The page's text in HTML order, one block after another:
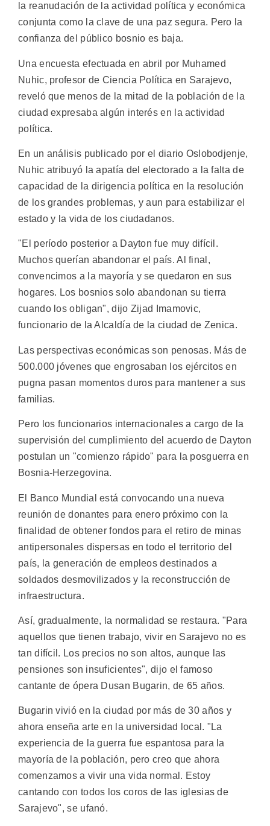
la reanudación de la actividad política y económica
conjunta como la clave de una paz segura. Pero la
confianza del público bosnio es baja.
Una encuesta efectuada en abril por Muhamed
Nuhic, profesor de Ciencia Política en Sarajevo,
reveló que menos de la mitad de la población de la
ciudad expresaba algún interés en la actividad
política.
En un análisis publicado por el diario Oslobodjenje,
Nuhic atribuyó la apatía del electorado a la falta de
capacidad de la dirigencia política en la resolución
de los grandes problemas, y aun para estabilizar el
estado y la vida de los ciudadanos.
"El período posterior a Dayton fue muy difícil.
Muchos querían abandonar el país. Al final,
convencimos a la mayoría y se quedaron en sus
hogares. Los bosnios solo abandonan su tierra
cuando los obligan", dijo Zijad Imamovic,
funcionario de la Alcaldía de la ciudad de Zenica.
Las perspectivas económicas son penosas. Más de
500.000 jóvenes que engrosaban los ejércitos en
pugna pasan momentos duros para mantener a sus
familias.
Pero los funcionarios internacionales a cargo de la
supervisión del cumplimiento del acuerdo de Dayton
postulan un "comienzo rápido" para la posguerra en
Bosnia-Herzegovina.
El Banco Mundial está convocando una nueva
reunión de donantes para enero próximo con la
finalidad de obtener fondos para el retiro de minas
antipersonales dispersas en todo el territorio del
país, la generación de empleos destinados a
soldados desmovilizados y la reconstrucción de
infraestructura.
Así, gradualmente, la normalidad se restaura. "Para
aquellos que tienen trabajo, vivir en Sarajevo no es
tan difícil. Los precios no son altos, aunque las
pensiones son insuficientes", dijo el famoso
cantante de ópera Dusan Bugarin, de 65 años.
Bugarin vivió en la ciudad por más de 30 años y
ahora enseña arte en la universidad local. "La
experiencia de la guerra fue espantosa para la
mayoría de la población, pero creo que ahora
comenzamos a vivir una vida normal. Estoy
cantando con todos los coros de las iglesias de
Sarajevo", se ufanó.